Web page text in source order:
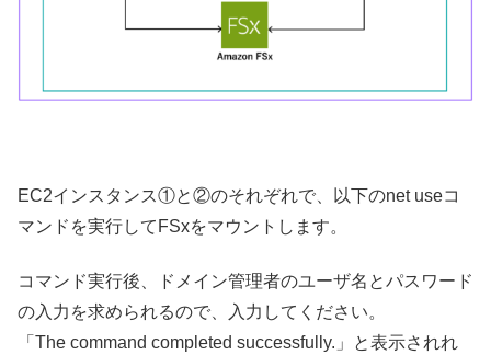
EC2インスタンス①と②のそれぞれで、以下のnet useコ
マンドを実行してFSxをマウントします。
コマンド実行後、ドメイン管理者のユーザ名とパスワード
の入力を求められるので、入力してください。
「The command completed successfully.」と表示されれ